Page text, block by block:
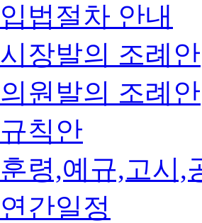
입법절차 안내
시장발의 조례안
의원발의 조례안
규칙안
훈령,예규,고시,
연간일정